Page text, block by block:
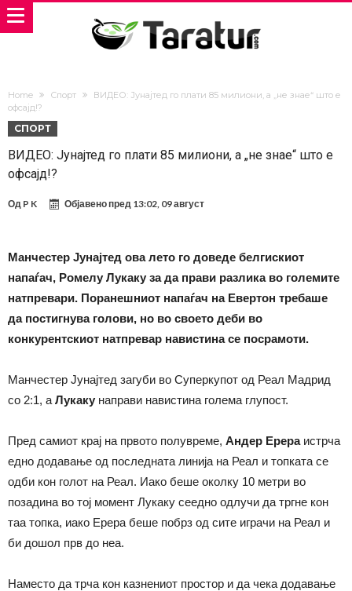
Home Спорт
ВИДЕО: Јунајтед го плати 85 милиони, а „не знае“ што е
офсајд!?
СПОРТ
ВИДЕО: Јунајтед го плати 85 милиони, а „не знае“ што е
офсајд!?
Од P K Објавено пред 13:02, 09 август
Манчестер Јунајтед ова лето го доведе белгискиот
напаѓач, Ромелу Лукаку за да прави разлика во големите
натпревари. Поранешниот напаѓач на Евертон требаше
да постигнува голови, но во своето деби во
конкурентскиот натпревар навистина се посрамоти.
Манчестер Јунајтед загуби во Суперкупот од Реал Мадрид
со 2:1, а Лукаку направи навистина голема глупост.
Пред самиот крај на првото полувреме, Андер Ерераистрча
едно додавање од последната линија на Реал и топката се
одби кон голот на Реал. Иако беше околку 10 метри во
позадина во тој момент Лукаку сеедно одлучи да тргне кон
таа топка, иако Ерера беше побрз од сите играчи на Реал и
би дошол прв до неа.
Наместо да трча кон казнениот простор и да чека додавање